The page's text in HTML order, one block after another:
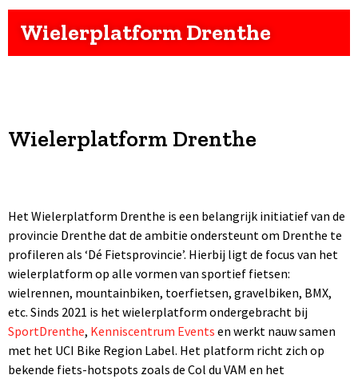
Wielerplatform Drenthe
Wielerplatform Drenthe
Het Wielerplatform Drenthe is een belangrijk initiatief van de
provincie Drenthe dat de ambitie ondersteunt om Drenthe te
profileren als ‘Dé Fietsprovincie’. Hierbij ligt de focus van het
wielerplatform op alle vormen van sportief fietsen:
wielrennen, mountainbiken, toerfietsen, gravelbiken, BMX,
etc. Sinds 2021 is het wielerplatform ondergebracht bij
SportDrenthe, Kenniscentrum Events en werkt nauw samen
met het UCI Bike Region Label. Het platform richt zich op
bekende fiets-hotspots zoals de Col du VAM en het